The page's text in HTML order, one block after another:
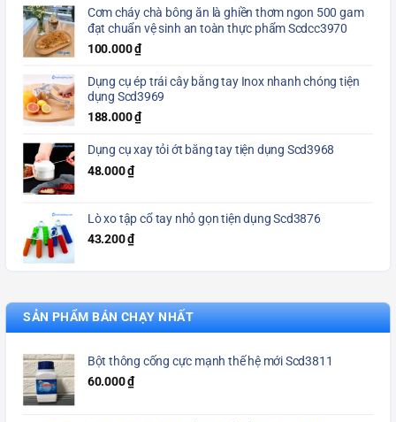
Cơm cháy chà bông ăn là ghiền thơm ngon 500 gam
đạt chuẩn vệ sinh an toàn thực phẩm Scdcc3970
100.000₫
Dụng cụ ép trái cây bằng tay Inox nhanh chóng tiện
dụng Scd3969
188.000₫
Dụng cụ xay tỏi ớt bằng tay tiện dụng Scd3968
48.000₫
Lò xo tập cổ tay nhỏ gọn tiện dụng Scd3876
43.200₫
SẢN PHẨM BÁN CHẠY NHẤT
Bột thông cống cực mạnh thế hệ mới Scd3811
60.000₫